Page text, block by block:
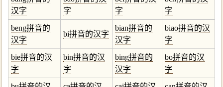
汉字
字
字
字
beng拼音的
汉字
bi拼音的汉字
bian拼音的
汉字
biao拼音的汉
字
bie拼音的汉
字
bin拼音的汉
字
bing拼音的
汉字
bo拼音的汉
字